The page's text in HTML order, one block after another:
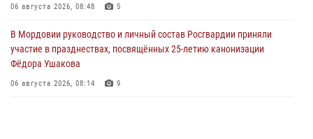
06 августа 2026, 08:48 5
В Мордовии руководство и личный состав Росгвардии приняли
участие в празднествах, посвящённых 25-летию канонизации
Фёдора Ушакова
06 августа 2026, 08:14 9